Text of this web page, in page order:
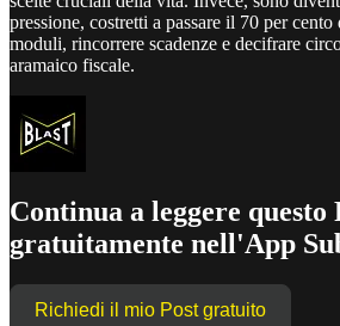
pressione, costretti a passare il 70 per
moduli, rincorrere scadenze e decifrare
aramaico fiscale.
Continua a leggere questo
gratuitamente nell'App
Richiedi il mio Post gratuito